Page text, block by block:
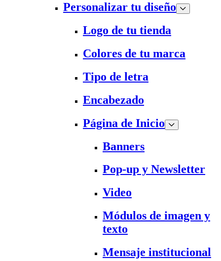
Personalizar tu diseño
Logo de tu tienda
Colores de tu marca
Tipo de letra
Encabezado
Página de Inicio
Banners
Pop-up y Newsletter
Video
Módulos de imagen y
texto
Mensaje institucional